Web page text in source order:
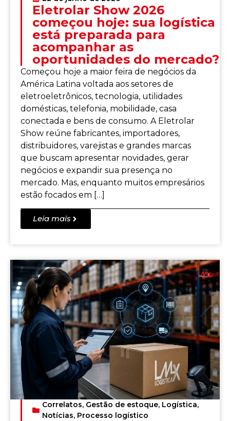
Eletrolar Show 2026
começou hoje: sua logística
está preparada para
acompanhar as
oportunidades do mercado?
Começou hoje a maior feira de negócios da
América Latina voltada aos setores de
eletroeletrônicos, tecnologia, utilidades
domésticas, telefonia, mobilidade, casa
conectada e bens de consumo. A Eletrolar
Show reúne fabricantes, importadores,
distribuidores, varejistas e grandes marcas
que buscam apresentar novidades, gerar
negócios e expandir sua presença no
mercado. Mas, enquanto muitos empresários
estão focados em […]
Leia mais
Correlatos, Gestão de estoque, Logística,
Notícias, Processo logístico